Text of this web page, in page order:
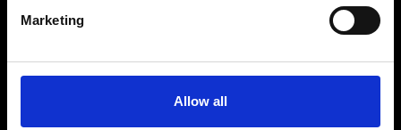
Marketing
Allow all